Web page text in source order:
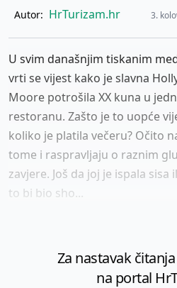
Autor: HrTurizam.hr 3.
U svim današnjim tiskanim
vrti se vijest kako je slavna
Moore potrošila XX kuna u
restoranu. Zašto je to uopće
koliko je platila večeru? Očito
tome i raspravljaju o raznim
zavjere. Još da joj je ispala sisa
to bi bio sho...
Za nastavak
na portal